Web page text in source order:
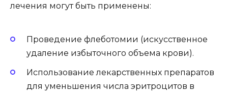
лечения могут быть применены:
Проведение флеботомии (искусственное
удаление избыточного объема крови).
Использование лекарственных препаратов
для уменьшения числа эритроцитов в